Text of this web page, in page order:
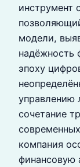
инструмент
модели,
надёжность
эпоху
управлению
сочетание
компания
финансовую